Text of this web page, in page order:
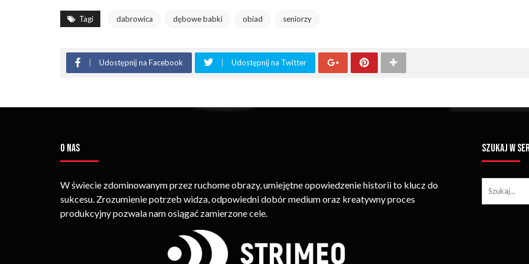
Tagi dabrowica dębowe babki obiad seniorzy
Udostępnij na Facebook Udostępnij na Twitter
O NAS
W świecie zdominowanym przez ruchome obrazy, umiejętne opowiedzenie historii to klucz do
sukcesu. Zrozumienie potrzeb widza, odpowiedni dobór medium oraz kreatywny proces
produkcyjny pozwala nam osiągać zamierzone cele.
SZUKAJ W